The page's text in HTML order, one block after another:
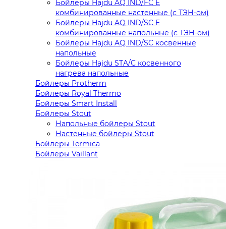
Бойлеры Hajdu AQ IND/FC E
комбинированные настенные (с ТЭН-ом)
Бойлеры Hajdu AQ IND/SC E
комбинированные напольные (с ТЭН-ом)
Бойлеры Hajdu AQ IND/SC косвенные
напольные
Бойлеры Hajdu STA/C косвенного
нагрева напольные
Бойлеры Protherm
Бойлеры Royal Thermo
Бойлеры Smart Install
Бойлеры Stout
Напольные бойлеры Stout
Настенные бойлеры Stout
Бойлеры Termica
Бойлеры Vaillant